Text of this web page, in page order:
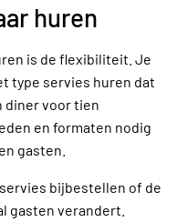
huren
is de flexibiliteit. Je
type servies huren dat
diner voor tien
en formaten nodig
gasten.
bijbestellen of de
gasten verandert.